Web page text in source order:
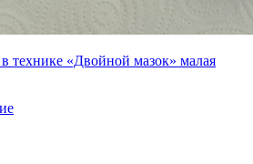
технике «Двойной мазок» малая